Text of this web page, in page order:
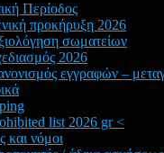
Περίοδος
προκήρυξη 2026
σωματείων
2026
εγγραφών –
list 2026 gr <
και νόμοι